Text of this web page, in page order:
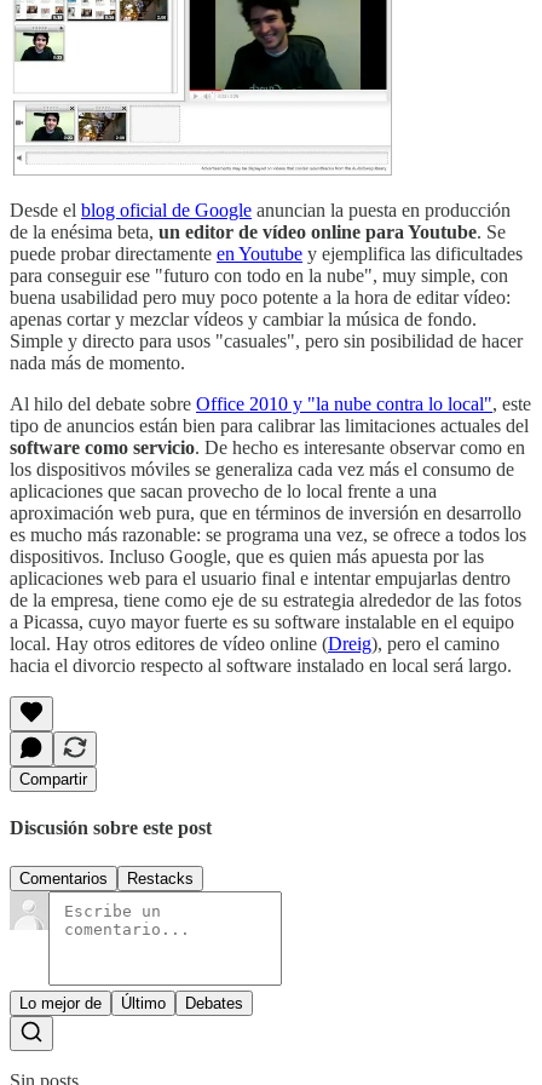
Desde el blog oficial de Google anuncian la puesta en producción
de la enésima beta, un editor de vídeo online para Youtube. Se
puede probar directamente en Youtube y ejemplifica las dificultades
para conseguir ese "futuro con todo en la nube", muy simple, con
buena usabilidad pero muy poco potente a la hora de editar vídeo:
apenas cortar y mezclar vídeos y cambiar la música de fondo.
Simple y directo para usos "casuales", pero sin posibilidad de hacer
nada más de momento.
Al hilo del debate sobre Office 2010 y "la nube contra lo local", este
tipo de anuncios están bien para calibrar las limitaciones actuales del
software como servicio. De hecho es interesante observar como en
los dispositivos móviles se generaliza cada vez más el consumo de
aplicaciones que sacan provecho de lo local frente a una
aproximación web pura, que en términos de inversión en desarrollo
es mucho más razonable: se programa una vez, se ofrece a todos los
dispositivos. Incluso Google, que es quien más apuesta por las
aplicaciones web para el usuario final e intentar empujarlas dentro
de la empresa, tiene como eje de su estrategia alrededor de las fotos
a Picassa, cuyo mayor fuerte es su software instalable en el equipo
local. Hay otros editores de vídeo online (Dreig), pero el camino
hacia el divorcio respecto al software instalado en local será largo.
Compartir
Discusión sobre este post
Comentarios Restacks
Lo mejor de Último Debates
Sin posts